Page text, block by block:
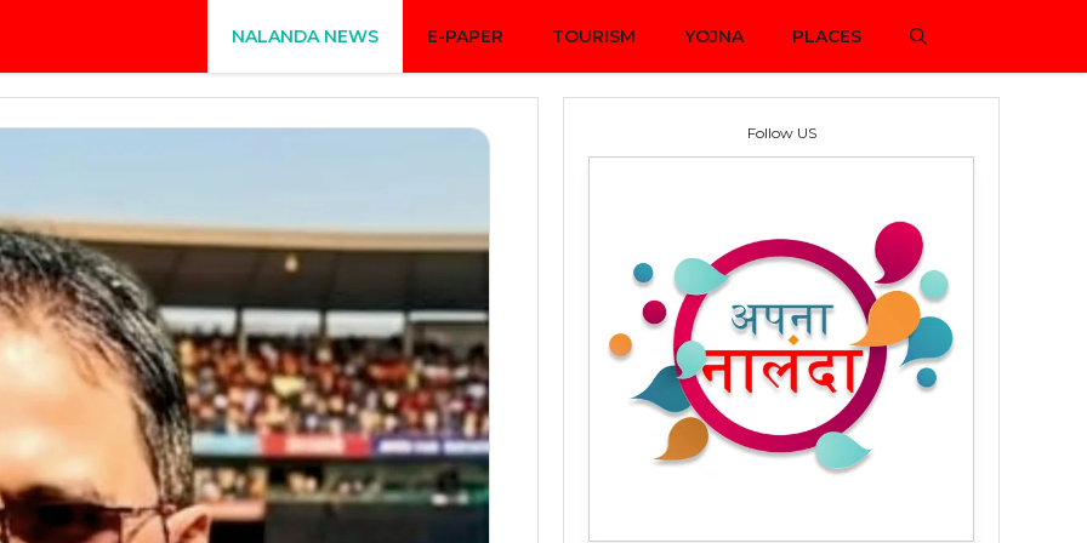
NALANDA NEWS E-PAPER TOURISM YOJNA PLACES
Follow US